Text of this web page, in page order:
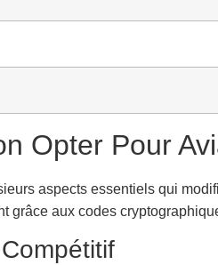
Opter Pour
aspects essentiels qui
grâce aux codes